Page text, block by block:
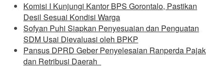
Komisi I Kunjungi Kantor BPS Gorontalo, Pastikan
Desil Sesuai Kondisi Warga
Sofyan Puhi Siapkan Penyesuaian dan Penguatan
SDM Usai Dievaluasi oleh BPKP
Pansus DPRD Geber Penyelesaian Ranperda Pajak
dan Retribusi Daerah